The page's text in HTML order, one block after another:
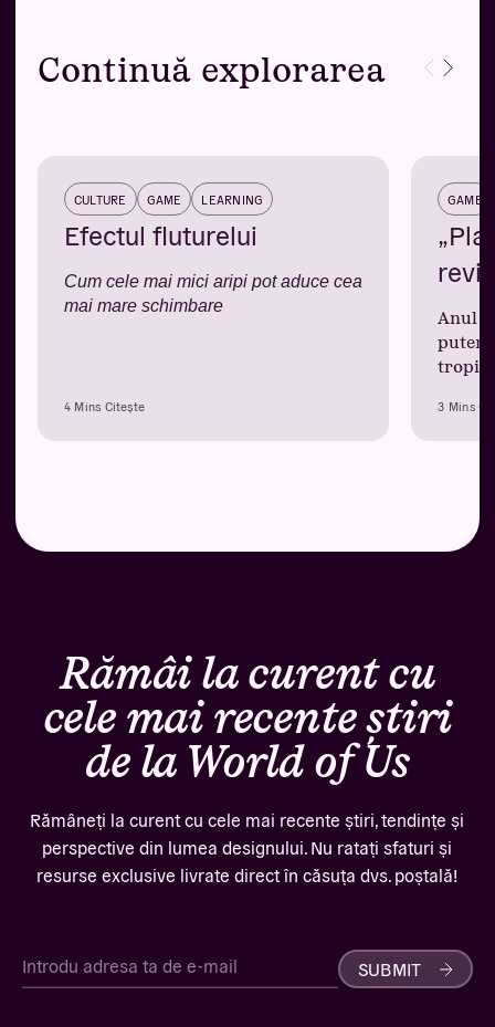
Continuă explorarea
CULTURE GAME LEARNING
Efectul fluturelui
Cum cele mai mici aripi pot aduce cea
mai mare schimbare
4 Mins Citește
GAME
Anul
3 Mins
Rămâi la curent cu
cele mai recente știri
de la World of Us
Rămâneți la curent cu cele mai recente știri, tendințe și
perspective din lumea designului. Nu ratați sfaturi și
resurse exclusive livrate direct în căsuța dvs. poștală!
SUBMIT